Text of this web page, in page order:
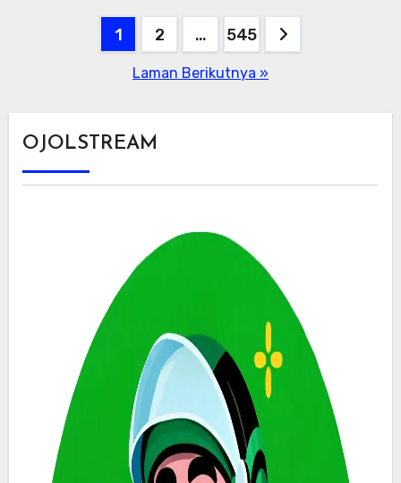
Paginasi
1 2 … 545
Laman Berikutnya »
OJOLSTREAM